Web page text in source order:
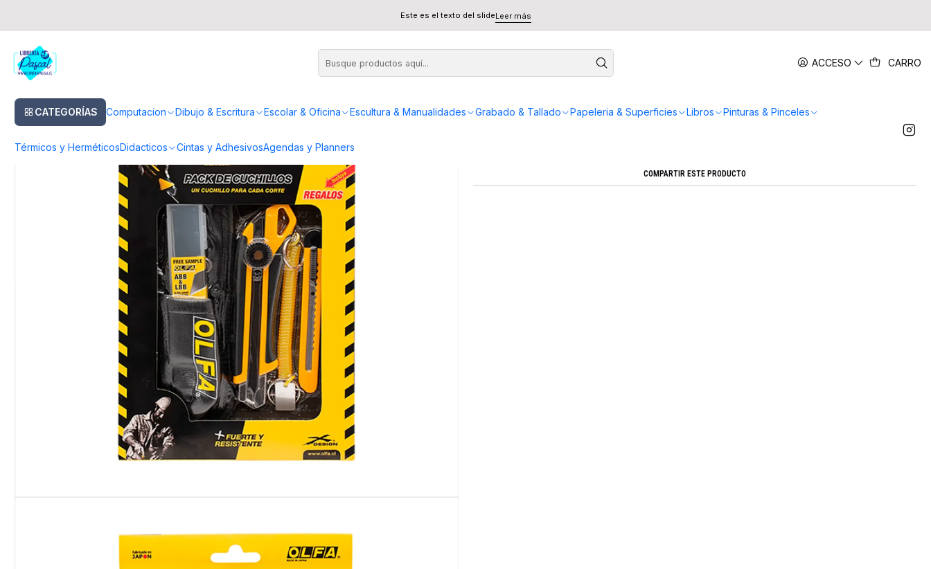
ACCESO CARRO
CATEGORÍAS Computacion Dibujo & Escritura Escolar & Oficina Escultura & Manualidades Grabado & Tallado Papeleria & Superficies Libros Pinturas & Pinceles
Térmicos y HerméticosDidacticos Cintas y AdhesivosAgendas y Planners
Este es el texto del slideLeer más
Pack Cuchillos con Esctuche
Agregar a la lista de favoritos
COMPARTIR ESTE PRODUCTO